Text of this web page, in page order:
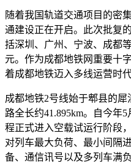
随着我国轨道交通项目的密
通建设正在开启。此次批复
括深圳、广州、宁波、成都
元。作为成都地铁网重要十
着成都地铁迈入多线运营时
成都地铁2号线始于郫县的
路全长约41.895km。自今年
程正式进入空载试运行阶段
对列车最大负荷、最小间隔
备、通信讯号以及多列车满